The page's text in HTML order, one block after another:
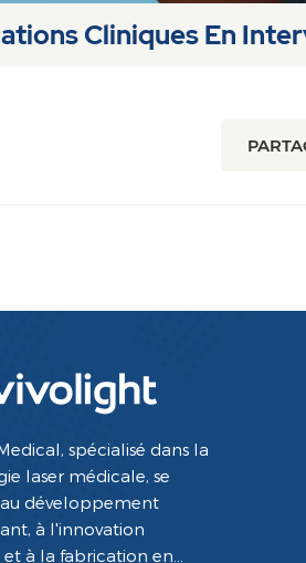
Cliniques En
spécialisé dans la
laser médicale, se
développement
à l'innovation
à la fabrication en